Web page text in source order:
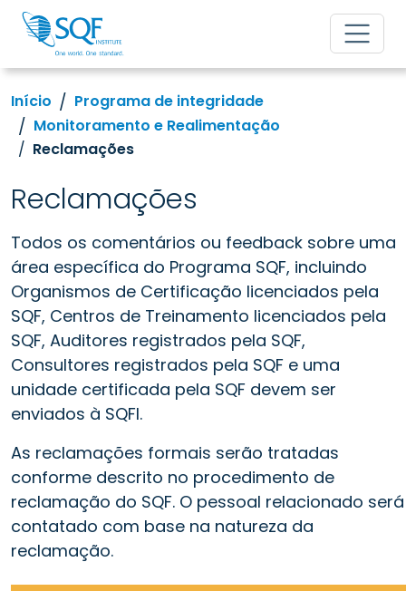
Início
Programa de integridade
Monitoramento e Realimentação
Reclamações
Reclamações
Todos os comentários ou feedback sobre uma
área específica do Programa SQF, incluindo
Organismos de Certificação licenciados pela
SQF, Centros de Treinamento licenciados pela
SQF, Auditores registrados pela SQF,
Consultores registrados pela SQF e uma
unidade certificada pela SQF devem ser
enviados à SQFI.
As reclamações formais serão tratadas
conforme descrito no procedimento de
reclamação do SQF. O pessoal relacionado será
contatado com base na natureza da
reclamação.